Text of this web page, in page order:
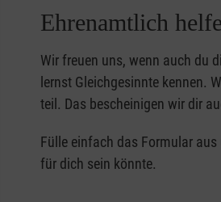
Ehrenamtlich
Wir freuen uns, wenn auch du
lernst Gleichgesinnte kennen.
teil. Das bescheinigen wir dir
Fülle einfach das Formular
für dich sein könnte.